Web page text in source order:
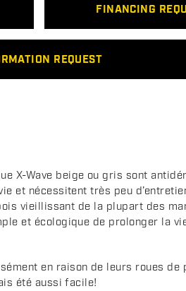
FINANCING
REQUEST
X-Wave beige ou gris sont
et nécessitent très peu
vieillissant de la plupart des
et écologique de prolonger la
en raison de leurs roues de
été aussi facile!